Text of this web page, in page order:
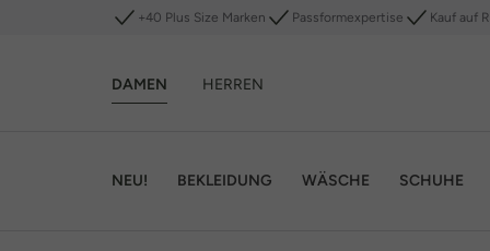
+40 Plus Size Marken Passformexpertise Kauf auf
DAMEN HERREN
NEU! BEKLEIDUNG WÄSCHE SCHUHE